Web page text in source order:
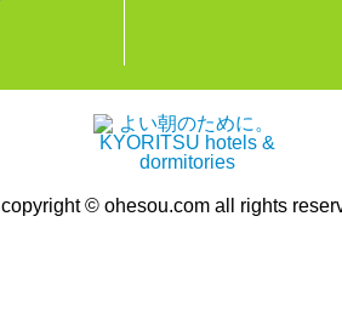
copyright © ohesou.com all rights